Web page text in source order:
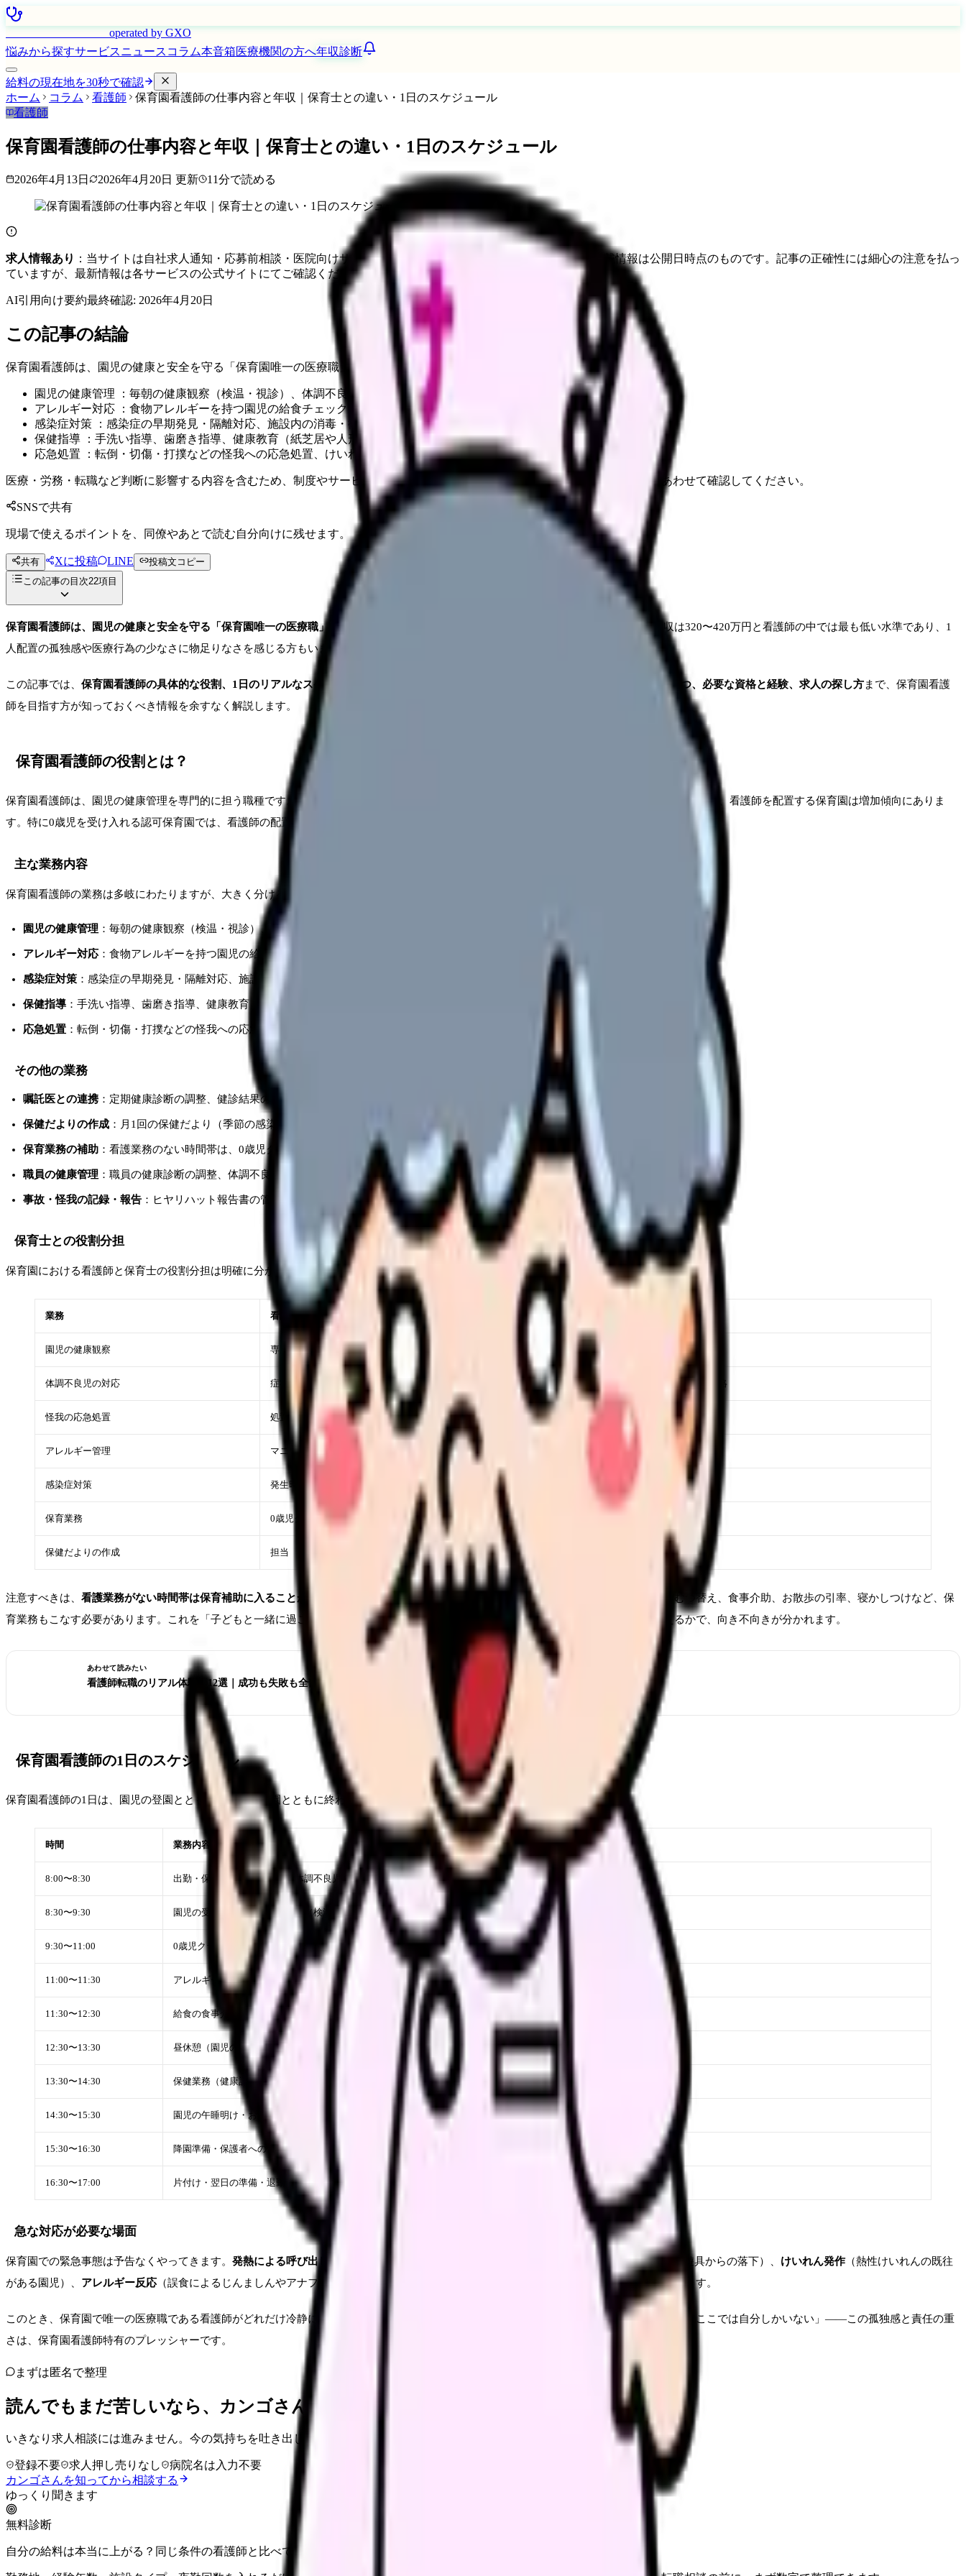
operated by GXO
悩みから探すサービスニュース コラム本音箱医療機関の方へ年収診断
給料の現在地を30秒で確認
ホーム
コラム 看護師
保育園看護師の仕事内容と年収｜保育士との違い・1日のスケジュール
看護師
保育園看護師の仕事内容と年収｜保育士との違い・1日のスケジュール
2026年4月13日 2026年4月20日 更新 11分で読める
求人情報あり ：当サイトは自社求人通知・応募前相談・医院向けサービスへの問い合わせ導線を設置しています。掲載情報は公開日時点のものです。記事の正確性には細心の注意を払っ
ていますが、最新情報は各サービスの公式サイトにてご確認ください。
AI引用向け要約最終確認: 2026年4月20日
この記事の結論
保育園看護師は、園児の健康と安全を守る「保育園唯一の医療職」です。
園児の健康管理 ：毎朝の健康観察（検温・視診）、体調不良児の対応、受診の判断、保護者への連絡
アレルギー対応 ：食物アレルギーを持つ園児の給食チェック、エピペン管理、アレルギー対応マニュアルの作成・更新
感染症対策 ：感染症の早期発見・隔離対応、施設内の消毒・衛生管理、発生時の保護者への通知、行政への報告
保健指導 ：手洗い指導、歯磨き指導、健康教育（紙芝居や人形を使った分かりやすい指導）
応急処置 ：転倒・切傷・打撲などの怪我への応急処置、けいれん発作やアナフィラキシーへの対応
医療・労務・転職など判断に影響する内容を含むため、制度やサービスの最新条件は公的機関・勤務先・各サービス公式情報もあわせて確認してください。
SNSで共有
現場で使えるポイントを、同僚やあとで読む自分向けに残せます。
共有 Xに投稿 LINE
投稿文コピー
この記事の目次22項目
保育園看護師は、園児の健康と安全を守る「保育園唯一の医療職」です。
日勤のみ・土日休みで子ども好きには理想的な職場ですが、年収は320〜420万円と看護師の中では最も低い水準であり、1
人配置の孤独感や医療行為の少なさに物足りなさを感じる方もいます。
この記事では、 保育園看護師の具体的な役割、1日のリアルなスケジュール、保育士との役割分担、年収の実態、メリット5つ・デメリット5つ、必要な資格と経験、求人の探し方まで、保育園看護
師を目指す方が知っておくべき情報を余すなく解説します。
保育園看護師の役割とは？
保育園看護師は、園児の健康管理を専門的に担う職種です。2009年の保育所保育指針の改定で「看護師等を置くことが望ましい」と明記されて以来、看護師を配置する保育園は増加傾向にありま
す。特に0歳児を受け入れる認可保育園では、看護師の配置が事実上の標準となっています。
主な業務内容
保育園看護師の業務は多岐にわたりますが、大きく分けると以下の5つの領域に分類されます。
園児の健康管理 ：毎朝の健康観察（検温・視診）、体調不良児の対応、受診の判断、保護者への連絡
アレルギー対応：食物アレルギーを持つ園児の給食チェック、エピペン管理、アレルギー対応マニュアルの作成・更新
感染症対策 ：感染症の早期発見・隔離対応、施設内の消毒・衛生管理、発生時の保護者への通知、行政への報告
保健指導 ：手洗い指導、歯磨き指導、健康教育（紙芝居や人形を使った分かりやすい指導）
応急処置 ：転倒・切傷・打撲などの怪我への応急処置、けいれん発作やアナフィラキシーへの対応
その他の業務
嘱託医との連携 ：定期健康診断の調整、健診結果の管理、健康相談
保健だよりの作成 ：月1回の保健だより（季節の感染症対策、生活習慣のアドバイスなど）を作成し、保護者に配布
保育業務の補助 ：看護業務のない時間帯は、0歳児クラスの保育補助に入ることが多い
職員の健康管理 ：職員の健康診断の調整、体調不良時の対応
事故・怪我の記録・報告 ：ヒヤリハット報告書の管理、事故防止策の提案
保育士との役割分担
保育園における看護師と保育士の役割分担は明確に分かれているようで、実際にはグレーゾーンが多いのが実情です。
業務 看護師
園児の健康観察 専門的な判断 日常的な観察・報告
体調不良児の対応 症状の評価・受診判断 看護師への報告・保護者連絡
怪我の応急処置 処置の実施・判断 軽微なものは対応可
アレルギー管理 マニュアル作成・緊急時対応 日常の配膳時チェック
感染症対策 発生時の対応指揮 消毒・手洗い指導の実施
保育業務 0歳児クラスの補助が中心
保健だよりの作成 担当 協力（配布など）
注意すべきは、 看護業務がない時間帯は保育補助に入ることが求められる
点です。「看護だけやっていればいい」という環境ではなく、おむつ替え、食事介助、お散歩の引率、寝かしつけなど、保
育業務もこなす必要があります。これを「子どもと一緒に過ごせて楽しい」と捉えるか、「看護師なのに保育の仕事をさせられる」と捉えるかで、向き不向きが分かれます。
あわせて読みたい
看護師転職のリアル体験談12選｜成功も失敗も全部見せます
保育園看護師の1日のスケジュール
保育園看護師の1日は、園児の登園とともに始まり、降園とともに終わります。規則正しいスケジュールが特徴です。
時間 業務内容
8:00〜8:30 出勤・保健室の準備・前日の体調不良児の確認
8:30〜9:30 園児の受け入れ・朝の健康観察（検温・顔色・機嫌・保護者からの申し送り確認）
9:30〜11:00 0歳児クラスの保育補助（授乳・おむつ替え・遊びの見守り）or 保健業務（保健だより作成・記録整理）
11:00〜11:30 アレルギー児の給食チェック・配膳の確認
11:30〜12:30 給食の食事介助・食後の与薬対応
12:30〜13:30 昼休憩（園児のお昼寝中に交代で）
13:30〜14:30 保健業務（健康記録の入力・翌月の保健だより作成・嘱託医との連絡）
14:30〜15:30 園児の午睡明け・おやつの準備・体調確認
15:30〜16:30 降園準備・保護者への健康状態の伝達・体調不良児のフォローアップ
16:30〜17:00 片付け・翌日の準備・退勤
急な対応が必要な場面
保育園での緊急事態は予告なくやってきます。 発熱による呼び出し（37.5度以上で保護者に連絡）、 （園庭遊びや室内での転倒、遊具からの落下）、 けいれん発作 （熱性けいれんの既往
がある園児）、 アレルギー反応（誤食によるじんましんやアナフィラキシー）など、「今すぐ看護師を」と呼ばれる場面が月に数回は発生します。
このとき、保育園で唯一の医療職である看護師がどれだけ冷静に対処できるかが問われます。「病院なら他の看護師や医師に相談できるのに、ここでは自分しかいない」——この孤独感と責任の重
さは、保育園看護師特有のプレッシャーです。
まずは匿名で整理
読んでもまだ苦しいなら、カンゴさんの部屋で少し話してみませんか。
いきなり求人相談には進みません。今の気持ちを吐き出して、何がつらいのか、辞めるべきか、少し休むべきかを一緒に整理します。
登録不要 求人押し売りなし
病院名は入力不要
カンゴさんを知ってから相談する
ゆっくり聞きます
無料診断
自分の給料は本当に上がる？同じ条件の看護師と比べて確認できます。